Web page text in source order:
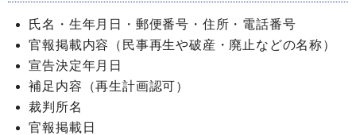
氏名・生年月日・郵便番号・住所・電話番号
官報掲載内容（民事再生や破産・廃止などの名称）
宣告決定年月日
補足内容（再生計画認可）
裁判所名
官報掲載日